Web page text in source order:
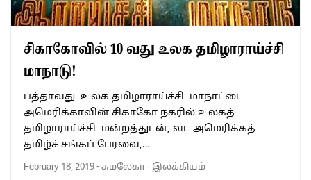
சிகாகோவில் 10 வது உலக தமிழாராய்ச்சி
மாநாடு!
பத்தாவது உலக தமிழாராய்ச்சி மாநாட்டை
அமெரிக்காவின் சிகாகோ நகரில் உலகத்
தமிழாராய்ச்சி மன்றத்துடன், வட அமெரிக்கத்
தமிழ்ச் சங்கப் பேரவை,…
February 18, 2019-சுமலேகா · இலக்கியம்